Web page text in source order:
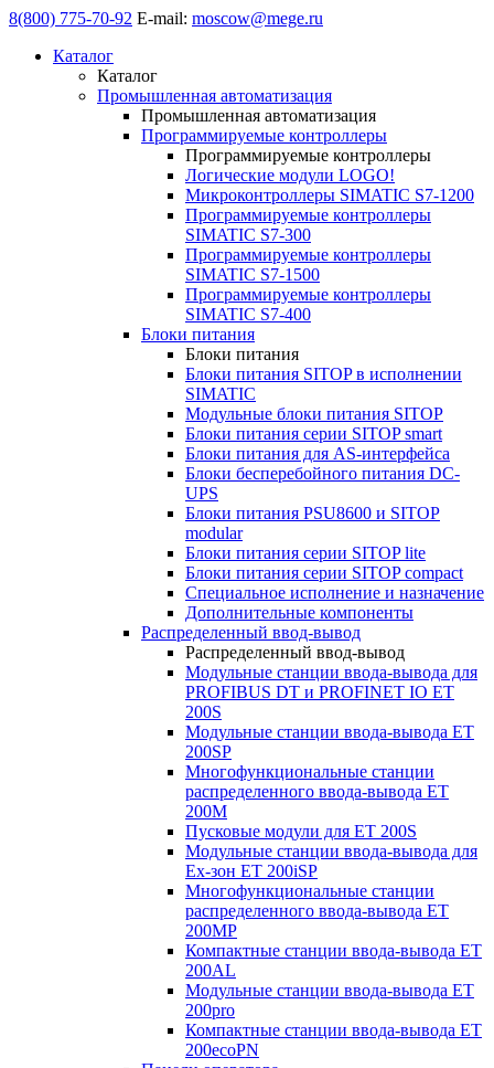
8(800) 775-70-92 E-mail: moscow@mege.ru
Каталог
Каталог
Промышленная автоматизация
Промышленная автоматизация
Программируемые контроллеры
Программируемые контроллеры
Логические модули LOGO!
Микроконтроллеры SIMATIC S7-1200
Программируемые контроллеры
SIMATIC S7-300
Программируемые контроллеры
SIMATIC S7-1500
Программируемые контроллеры
SIMATIC S7-400
Блоки питания
Блоки питания
Блоки питания SITOP в исполнении
SIMATIC
Модульные блоки питания SITOP
Блоки питания серии SITOP smart
Блоки питания для AS-интерфейса
Блоки бесперебойного питания DC-
UPS
Блоки питания PSU8600 и SITOP
modular
Блоки питания серии SITOP lite
Блоки питания серии SITOP compact
Специальное исполнение и назначение
Дополнительные компоненты
Распределенный ввод-вывод
Распределенный ввод-вывод
Модульные станции ввода-вывода для
PROFIBUS DT и PROFINET IO ET
200S
Модульные станции ввода-вывода ET
200SP
Многофункциональные станции
распределенного ввода-вывода ET
200M
Пусковые модули для ET 200S
Модульные станции ввода-вывода для
Ex-зон ET 200iSP
Многофункциональные станции
распределенного ввода-вывода ET
200MP
Компактные станции ввода-вывода ET
200AL
Модульные станции ввода-вывода ET
200pro
Компактные станции ввода-вывода ET
200ecoPN